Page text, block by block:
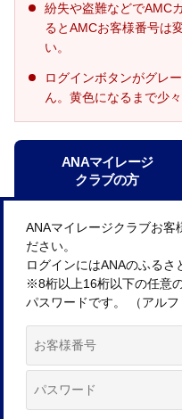
紛失や盗難などでAMC
るとAMCお客様番号は
い。
ログインボタンがグレ
ん。黄色になるまで少
ANAマイレージ
クラブの方
ANAマイレージクラブお客
ださい。
ログインにはANAのふるさ
※8桁以上16桁以下の任意
パスワードです。 （アルフ